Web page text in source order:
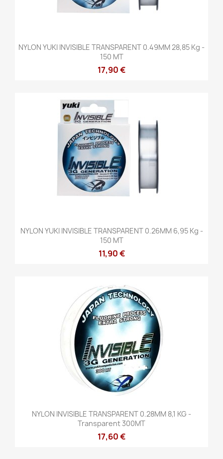
NYLON YUKI INVISIBLE TRANSPARENT 0.49MM 28,85 Kg -
150 MT
17,90 €
NYLON YUKI INVISIBLE TRANSPARENT 0.26MM 6,95 Kg -
150 MT
11,90 €
NYLON INVISIBLE TRANSPARENT 0.28MM 8,1 KG -
Transparent 300MT
17,60 €